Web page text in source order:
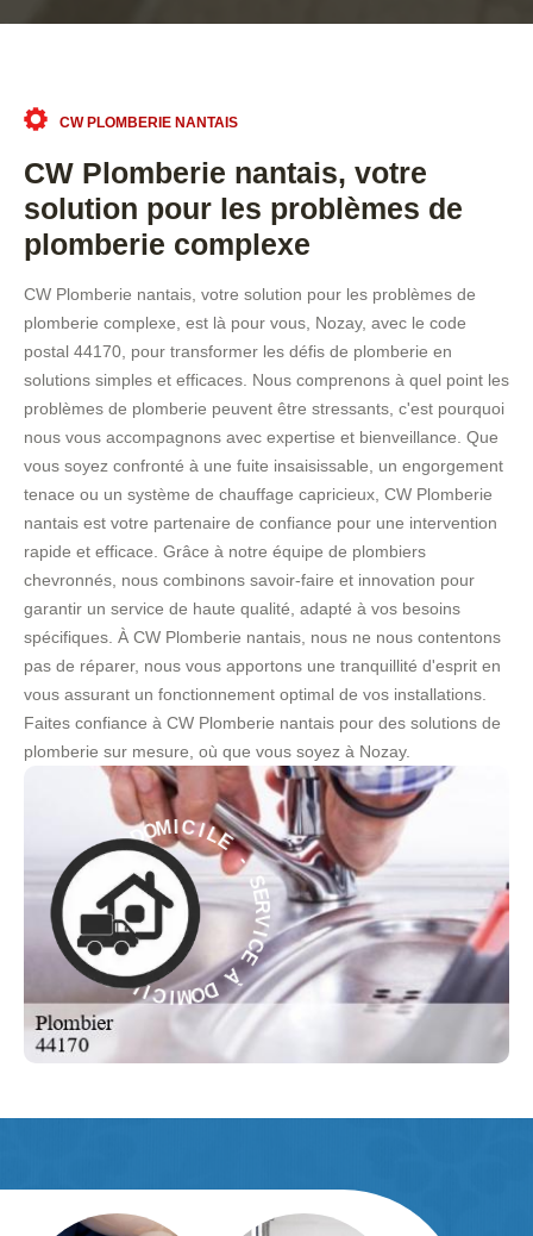
CW PLOMBERIE NANTAIS
CW Plomberie nantais, votre
solution pour les problèmes de
plomberie complexe
CW Plomberie nantais, votre solution pour les problèmes de
plomberie complexe, est là pour vous, Nozay, avec le code
postal 44170, pour transformer les défis de plomberie en
solutions simples et efficaces. Nous comprenons à quel point les
problèmes de plomberie peuvent être stressants, c'est pourquoi
nous vous accompagnons avec expertise et bienveillance. Que
vous soyez confronté à une fuite insaisissable, un engorgement
tenace ou un système de chauffage capricieux, CW Plomberie
nantais est votre partenaire de confiance pour une intervention
rapide et efficace. Grâce à notre équipe de plombiers
chevronnés, nous combinons savoir-faire et innovation pour
garantir un service de haute qualité, adapté à vos besoins
spécifiques. À CW Plomberie nantais, nous ne nous contentons
pas de réparer, nous vous apportons une tranquillité d'esprit en
vous assurant un fonctionnement optimal de vos installations.
Faites confiance à CW Plomberie nantais pour des solutions de
plomberie sur mesure, où que vous soyez à Nozay.
S
E
R
V
I
C
E
À
DO
MICIL E -
SE
R
V
I
C
E
À
D
O
M
I
C
I
L
E
-